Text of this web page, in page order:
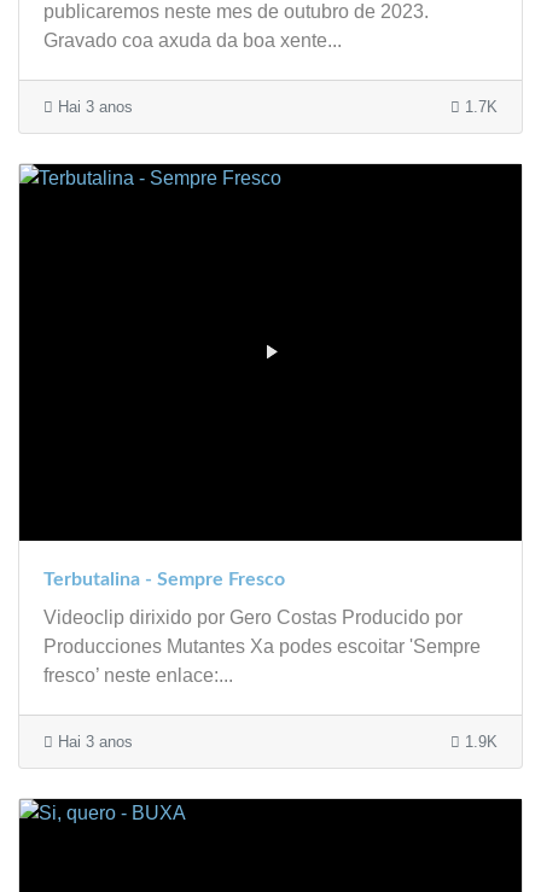
publicaremos neste mes de outubro de 2023.
Gravado coa axuda da boa xente...
Hai 3 anos 1.7K
Terbutalina - Sempre Fresco
Videoclip dirixido por Gero Costas Producido por
Producciones Mutantes Xa podes escoitar 'Sempre
fresco’ neste enlace:...
Hai 3 anos 1.9K